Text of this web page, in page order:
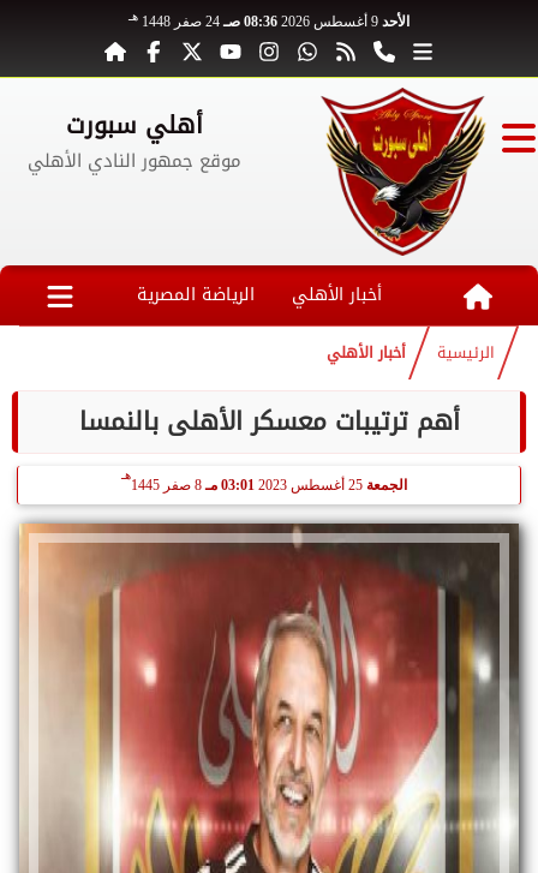
الأحد 08:36 صـ 24 صفر 1448 هـ
أهلي سبورت
موقع جمهور النادي الأهلي
أخبار الأهلي الرياضة المصرية
الرئيسية أخبار الأهلي
أهم ترتيبات معسكر الأهلى بالنمسا
الجمعة 03:01 مـ 8 صفر 1445
هـ